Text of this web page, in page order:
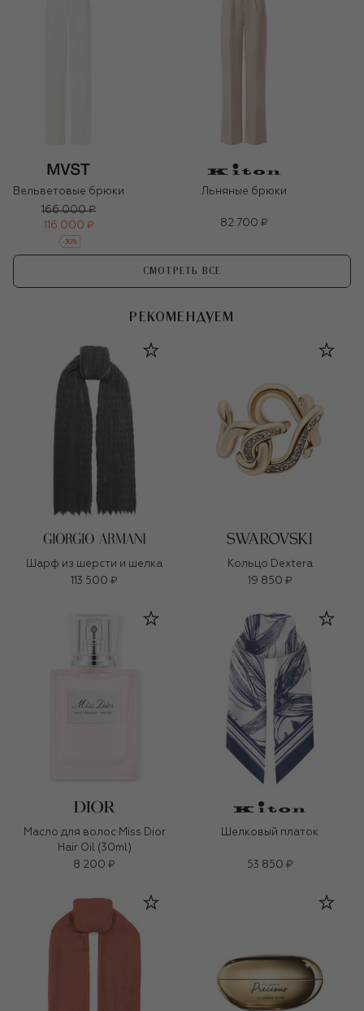
Вельветовые брюки
166 000 ₽
116 000 ₽
-30%
Льняные брюки
82 700 ₽
СМОТРЕТЬ ВСЕ
РЕКОМЕНДУЕМ
Шарф из шерсти и шелка
113 500 ₽
Кольцо Dextera
19 850 ₽
Масло для волос Miss Dior
Hair Oil (30ml)
8 200 ₽
Шелковый платок
53 850 ₽